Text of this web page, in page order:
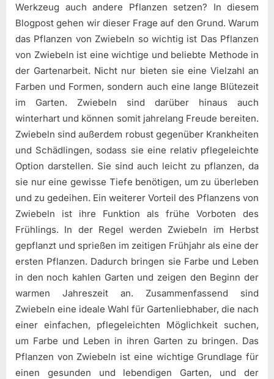
Werkzeug auch andere Pflanzen setzen? In diesem
Blogpost gehen wir dieser Frage auf den Grund. Warum
das Pflanzen von Zwiebeln so wichtig ist Das Pflanzen
von Zwiebeln ist eine wichtige und beliebte Methode in
der Gartenarbeit. Nicht nur bieten sie eine Vielzahl an
Farben und Formen, sondern auch eine lange Blütezeit
im Garten. Zwiebeln sind darüber hinaus auch
winterhart und können somit jahrelang Freude bereiten.
Zwiebeln sind außerdem robust gegenüber Krankheiten
und Schädlingen, sodass sie eine relativ pflegeleichte
Option darstellen. Sie sind auch leicht zu pflanzen, da
sie nur eine gewisse Tiefe benötigen, um zu überleben
und zu gedeihen. Ein weiterer Vorteil des Pflanzens von
Zwiebeln ist ihre Funktion als frühe Vorboten des
Frühlings. In der Regel werden Zwiebeln im Herbst
gepflanzt und sprießen im zeitigen Frühjahr als eine der
ersten Pflanzen. Dadurch bringen sie Farbe und Leben
in den noch kahlen Garten und zeigen den Beginn der
warmen Jahreszeit an. Zusammenfassend sind
Zwiebeln eine ideale Wahl für Gartenliebhaber, die nach
einer einfachen, pflegeleichten Möglichkeit suchen,
um Farbe und Leben in ihren Garten zu bringen. Das
Pflanzen von Zwiebeln ist eine wichtige Grundlage für
einen gesunden und lebendigen Garten, und der